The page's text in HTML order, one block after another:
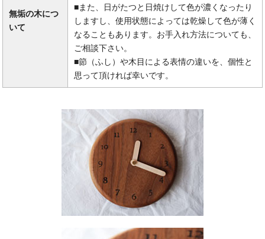
無垢の木につ
いて
■また、日がたつと日焼けして色が濃くなったり
しますし、使用状態によっては乾燥して色が薄く
なることもあります。お手入れ方法についても、
ご相談下さい。
■節（ふし）や木目による表情の違いを、個性と
思って頂ければ幸いです。